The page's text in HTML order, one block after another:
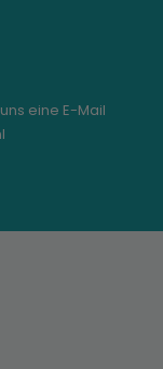
eine E-Mail